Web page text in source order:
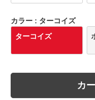
カラー
ターコイズ
ターコイズ
カ